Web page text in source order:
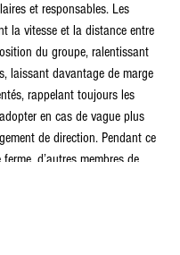
et responsables. Les
la vitesse et la distance entre
du groupe, ralentissant
laissant davantage de marge
rappelant toujours les
en cas de vague plus
de direction. Pendant ce
d’autres membres de